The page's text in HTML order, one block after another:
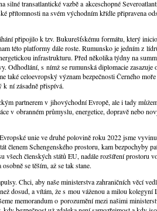
silné transatlantické vazbě a akceschopné
přítomnosti na svém východním křídle připravena
připojilo k tzv. Bukurešťskému formátu, který
této platformy dále roste. Rumunsko je jedním z
infrastrukturu. Před několika týdny na
Odhodlání, s nímž se rumunská diplomacie zasazuje
také celoevropský význam bezpečnosti Černého
k ní zásadně přispívá.
partnerem v jihovýchodní Evropě, ale i tady
v obranném průmyslu, energetice, dopravě nebo
unie ve druhé polovině roku 2022 jsme
členem Schengenského prostoru, kam bezpochyby
všech členských států EU, nadále rozšíření prostoru
se těším, až se tak stane.
Chci, aby naše ministerstva zahraničních věcí
dosud, a vítám, že s mou váženou a milou kolegyní
memorandum o porozumění mezi našimi